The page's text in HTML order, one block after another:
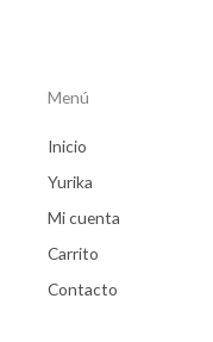
Menú
Inicio
Yurika
Mi cuenta
Carrito
Contacto